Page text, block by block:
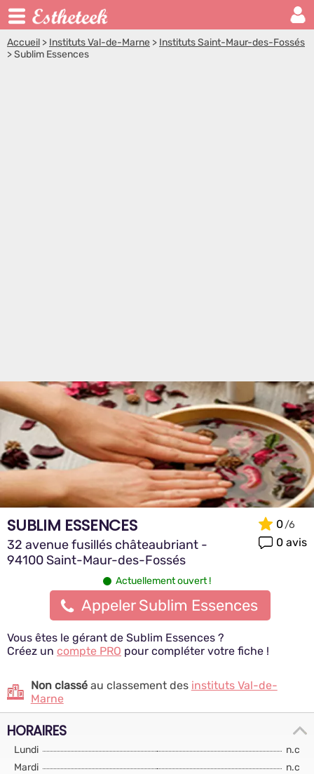
Accueil > Instituts Val-de-Marne > Instituts Saint-Maur-des-Fossés
>Sublim Essences
SUBLIM ESSENCES
32 avenue fusillés châteaubriant -
94100 Saint-Maur-des-Fossés
0
0 avis
Actuellement ouvert !
Appeler Sublim Essences
Vous êtes le gérant de Sublim Essences ?
Créez un compte PRO pour compléter votre fiche !
Non classéau classement des instituts Val-de-
Marne
HORAIRES
Lundi
n.c
Mardi
n.c